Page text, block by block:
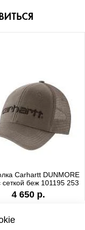
Carhartt DUNMORE
сеткой беж 101195 253
4 650 р.